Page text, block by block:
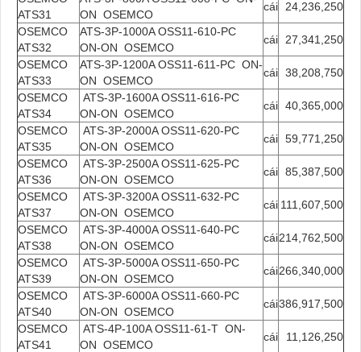
ATS31
ON OSEMCO
cái
24,236,250
OSEMCO
ATS32
ATS-3P-1000A OSS11-610-PC
ON-ON OSEMCO
cái
27,341,250
OSEMCO
ATS33
ATS-3P-1200A OSS11-611-PC ON-
ON OSEMCO
cái 38,208,750
OSEMCO
ATS34
ATS-3P-1600A OSS11-616-PC
ON-ON OSEMCO
cái 40,365,000
OSEMCO
ATS35
ATS-3P-2000A OSS11-620-PC
ON-ON OSEMCO
cái 59,771,250
OSEMCO
ATS36
ATS-3P-2500A OSS11-625-PC
ON-ON OSEMCO
cái 85,387,500
OSEMCO
ATS37
ATS-3P-3200A OSS11-632-PC
ON-ON OSEMCO
cái 111,607,500
OSEMCO
ATS38
ATS-3P-4000A OSS11-640-PC
ON-ON OSEMCO
cái214,762,500
OSEMCO
ATS39
ATS-3P-5000A OSS11-650-PC
ON-ON OSEMCO
cái266,340,000
OSEMCO
ATS40
ATS-3P-6000A OSS11-660-PC
ON-ON OSEMCO
cái386,917,500
OSEMCO
ATS41
ATS-4P-100A OSS11-61-T ON-
ON OSEMCO
cái
11,126,250